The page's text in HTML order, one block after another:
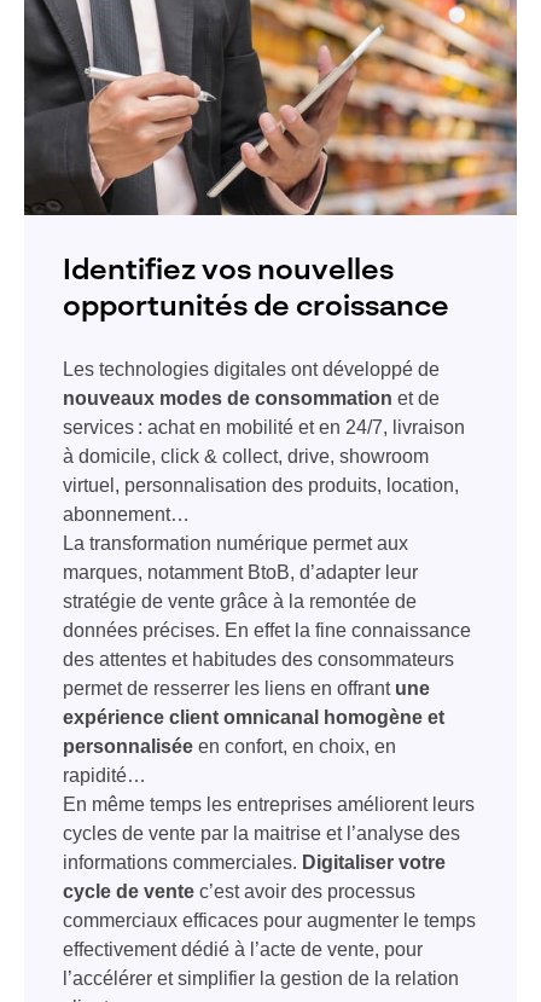
Identifiez vos nouvelles
opportunités de croissance
Les technologies digitales ont développé de
nouveaux modes de consommation et de
services : achat en mobilité et en 24/7, livraison
à domicile, click & collect, drive, showroom
virtuel, personnalisation des produits, location,
abonnement…
La transformation numérique permet aux
marques, notamment BtoB, d’adapter leur
stratégie de vente grâce à la remontée de
données précises. En effet la fine connaissance
des attentes et habitudes des consommateurs
permet de resserrer les liens en offrant une
expérience client omnicanal homogène et
personnalisée en confort, en choix, en
rapidité…
En même temps les entreprises améliorent leurs
cycles de vente par la maitrise et l’analyse des
informations commerciales. Digitaliser votre
cycle de vente c’est avoir des processus
commerciaux efficaces pour augmenter le temps
effectivement dédié à l’acte de vente, pour
l’accélérer et simplifier la gestion de la relation